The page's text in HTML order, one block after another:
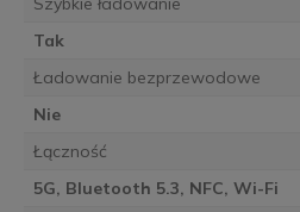
Tak
Ładowanie bezprzewodowe
Nie
Łączność
5G, Bluetooth 5.3, NFC, Wi-Fi